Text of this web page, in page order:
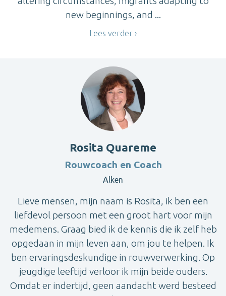
new beginnings, and ...
Lees verder
Rosita Quareme
Rouwcoach en Coach
Alken
Lieve mensen, mijn naam is Rosita, ik ben een
liefdevol persoon met een groot hart voor mijn
medemens. Graag bied ik de kennis die ik zelf heb
opgedaan in mijn leven aan, om jou te helpen. Ik
ben ervaringsdeskundige in rouwverwerking. Op
jeugdige leeftijd verloor ik mijn beide ouders.
Omdat er indertijd, geen aandacht werd besteed